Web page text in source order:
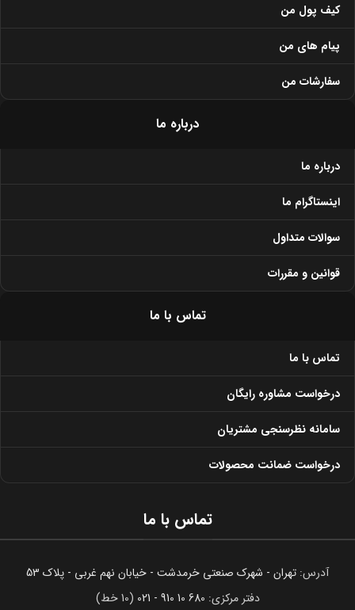
تماس با ما
تماس با ما
درخواست مشاوره رایگان
سامانه نظرسنجی مشتریان
درخواست ضمانت محصولات
درباره ما
درباره ما
اینستاگرام ما
سوالات متداول
قوانین و مقررات
کیف پول من
پیام های من
سفارشات من
تماس با ما
آدرس: تهران - شهرک صنعتی خرمدشت - خیابان نهم غربی - پلاک 53
دفتر مرکزی: 680 10 910 - 021
(10 خط)